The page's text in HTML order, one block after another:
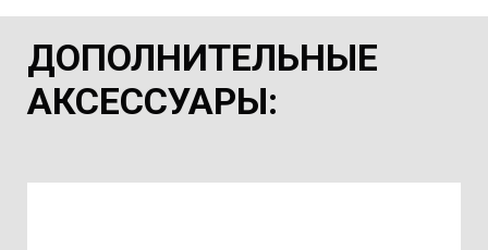
ДОПОЛНИТЕЛЬНЫЕ
АКСЕССУАРЫ: